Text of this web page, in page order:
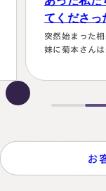
なかった
目前に控える
くださった。
納得できる節
お